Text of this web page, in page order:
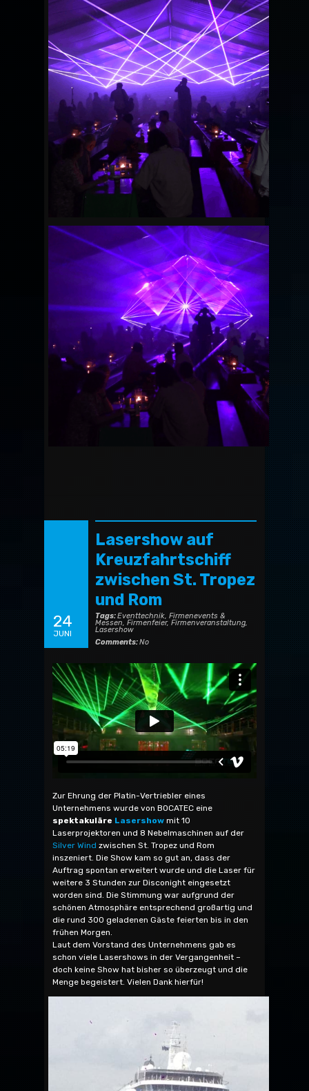
24
JUNI
Lasershow auf
Kreuzfahrtschiff
zwischen St. Tropez
und Rom
Tags:Eventtechnik, Firmenevents &
Messen, Firmenfeier, Firmenveranstaltung,
Lasershow
Comments:No
Zur Ehrung der Platin-Vertriebler eines
Unternehmens wurde von BOCATEC eine
spektakuläre Lasershow mit 10
Laserprojektoren und 8 Nebelmaschinen auf der
Silver Wind zwischen St. Tropez und Rom
inszeniert. Die Show kam so gut an, dass der
Auftrag spontan erweitert wurde und die Laser für
weitere 3 Stunden zur Disconight eingesetzt
worden sind. Die Stimmung war aufgrund der
schönen Atmosphäre entsprechend großartig und
die rund 300 geladenen Gäste feierten bis in den
frühen Morgen.
Laut dem Vorstand des Unternehmens gab es
schon viele Lasershows in der Vergangenheit –
doch keine Show hat bisher so überzeugt und die
Menge begeistert. Vielen Dank hierfür!